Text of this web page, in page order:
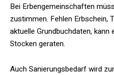
Bei Erbengemeinschaften
zustimmen. Fehlen Erbschein,
aktuelle Grundbuchdaten, kann
Stocken geraten.
Auch Sanierungsbedarf wird